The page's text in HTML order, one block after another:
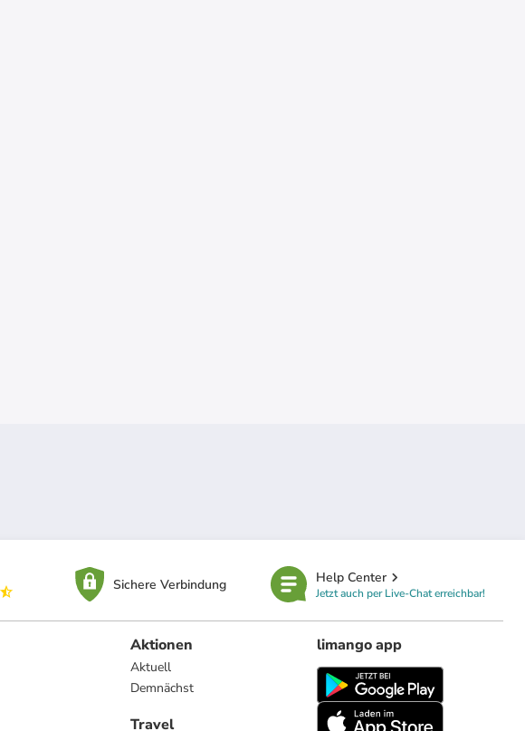
Sichere Verbindung Help Center
Jetzt auch per Live-Chat erreichbar!
Aktionen
Aktuell
Demnächst
Travel
limango app